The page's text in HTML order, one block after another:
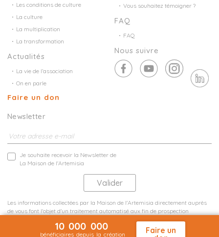
Les conditions de culture
La culture
La multiplication
La transformation
Actualités
La vie de l’association
On en parle
Faire un don
Vous souhaitez témoigner ?
FAQ
FAQ
Nous suivre
Newsletter
Je souhaite recevoir la Newsletter de
La Maison de l'Artemisia
Les informations collectées par la Maison de l'Artemisia directement auprès
de vous font l'objet d'un traitement automatisé aux fin de prospection
10 000 000
bénéficiaires depuis la création
Faire un